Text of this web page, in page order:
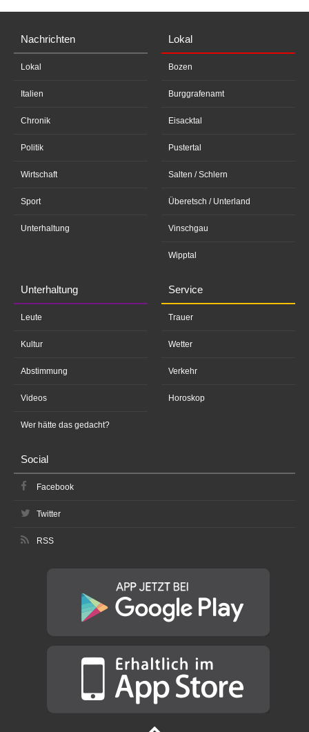
Nachrichten
Lokal
Italien
Chronik
Politik
Wirtschaft
Sport
Unterhaltung
Lokal
Bozen
Burggrafenamt
Eisacktal
Pustertal
Salten / Schlern
Überetsch / Unterland
Vinschgau
Wipptal
Unterhaltung
Leute
Kultur
Abstimmung
Videos
Wer hätte das gedacht?
Service
Trauer
Wetter
Verkehr
Horoskop
Social
Facebook
Twitter
RSS